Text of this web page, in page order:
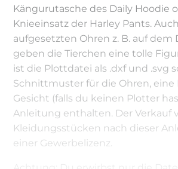
Kängurutasche des Daily Hoodie
Knieeinsatz der Harley Pants.
aufgesetzten Ohren z. B. auf dem
geben die Tierchen eine tolle
ist die Plottdatei als .dxf und .svg
Schnittmuster für die Ohren, eine
Gesicht (falls du keinen Plotter
Anleitung enthalten. Der Verkauf
Kleidungsstücken nach dieser
einer Gewerbelizenz.